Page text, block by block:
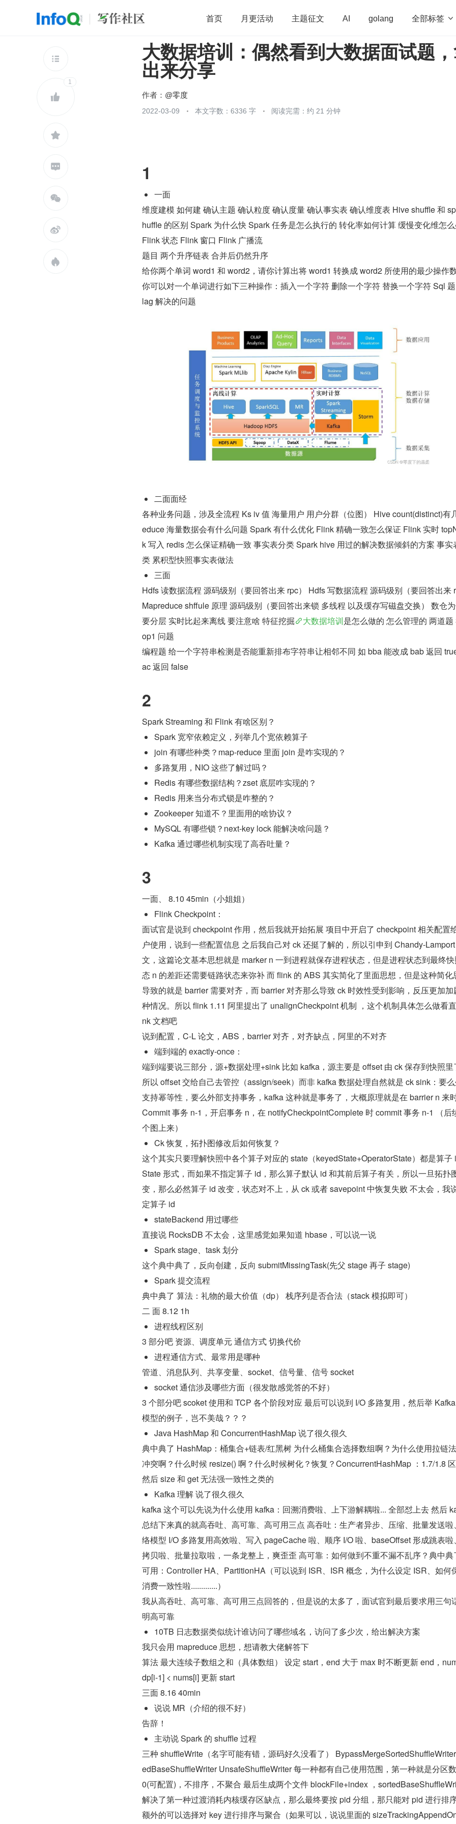
首页 月更活动 主题征文 AI golang 全部标签 
开源 架构 OpenHarmony 算法 学习方法 Web3.0 高
团队管理
查看更多


1





大数据培训：偶然看到大数据面试题
出来分享
作者： @零度
2022-03-09 本文字数：6336 字 阅读完需：约 21 分钟
1
一面
维度建模 如何建 确认主题 确认粒度 确认度量 确认事实表 确认维度表 Hive shuffle 和
huffle 的区别 Spark 为什么快 Spark 任务是怎么执行的 转化率如何计算 缓慢变化维怎
Flink 状态 Flink 窗口 Flink 广播流
题目 两个升序链表 合并后仍然升序
给你两个单词 word1 和 word2，请你计算出将 word1 转换成 word2 所使用的最少操作数
你可以对一个单词进行如下三种操作：插入一个字符 删除一个字符 替换一个字符 Sql
lag 解决的问题
二面面经
各种业务问题，涉及全流程 Ks iv 值 海量用户 用户分群（位图） Hive count(distinct)有
educe 海量数据会有什么问题 Spark 有什么优化 Flink 精确一致怎么保证 Flink 实时
k 写入 redis 怎么保证精确一致 事实表分类 Spark hive 用过的解决数据倾斜的方案 事实
类 累积型快照事实表做法
三面
Hdfs 读数据流程 源码级别（要回答出来 rpc） Hdfs 写数据流程 源码级别（要回答出来
Mapreduce shffule 原理 源码级别（要回答出来锁 多线程 以及缓存写磁盘交换） 数仓
要分层 实时比起来离线 要注意啥 特征挖掘
大数据培训是怎么做的 怎么管理的 两道题
op1 问题
编程题 给一个字符串检测是否能重新排布字符串让相邻不同 如 bba 能改成 bab 返回
ac 返回 false
2
Spark Streaming 和 Flink 有啥区别？
Spark 宽窄依赖定义，列举几个宽依赖算子
join 有哪些种类？map-reduce 里面 join 是咋实现的？
多路复用，NIO 这些了解过吗？
Redis 有哪些数据结构？zset 底层咋实现的？
Redis 用来当分布式锁是咋整的？
Zookeeper 知道不？里面用的啥协议？
MySQL 有哪些锁？next-key lock 能解决啥问题？
Kafka 通过哪些机制实现了高吞吐量？
3
一面、 8.10 45min（小姐姐）
Flink Checkpoint：
面试官是说到 checkpoint 作用，然后我就开始拓展 项目中开启了 checkpoint 相关配置
户使用，说到一些配置信息 之后我自己对 ck 还挺了解的，所以引申到 Chandy-
文，这篇论文基本思想就是 marker n 一到进程就保存进程状态，但是进程状态到最终
态 n 的差距还需要链路状态来弥补 而 flink 的 ABS 其实简化了里面思想，但是这种简化
导致的就是 barrier 需要对齐，而 barrier 对齐那么导致 ck 时效性受到影响，反压更加加
种情况。所以 flink 1.11 阿里提出了 unalignCheckpoint 机制 ，这个机制具体怎么做看
nk 文档吧
说到配置，C-L 论文，ABS，barrier 对齐，对齐缺点，阿里的不对齐
端到端的 exactly-once：
端到端要说三部分，源+数据处理+sink 比如 kafka，源主要是 offset 由 ck 保存到快照里
所以 offset 交给自己去管控（assign/seek）而非 kafka 数据处理自然就是 ck sink：要
支持幂等性，要么外部支持事务，kafka 这种就是事务了，大概原理就是在 barrier n 来
Commit 事务 n-1，开启事务 n，在 notifyCheckpointComplete 时 commit 事务 n-1 （后
个图上来）
Ck 恢复，拓扑图修改后如何恢复？
这个其实只要理解快照中各个算子对应的 state（keyedState+OperatorState）都是算子
State 形式，而如果不指定算子 id，那么算子默认 id 和其前后算子有关，所以一旦拓扑
变，那么必然算子 id 改变，状态对不上，从 ck 或者 savepoint 中恢复失败 不太会，我
定算子 id
stateBackend 用过哪些
直接说 RocksDB 不太会，这里感觉如果知道 hbase，可以说一说
Spark stage、task 划分
这个典中典了，反向创建，反向 submitMissingTask(先父 stage 再子 stage)
Spark 提交流程
典中典了 算法：礼物的最大价值（dp） 栈序列是否合法（stack 模拟即可）
二 面 8.12 1h
进程线程区别
3 部分吧 资源、调度单元 通信方式 切换代价
进程通信方式、最常用是哪种
管道、消息队列、共享变量、socket、信号量、信号 socket
socket 通信涉及哪些方面（很发散感觉答的不好）
3 个部分吧 scoket 使用和 TCP 各个阶段对应 最后可以说到 I/O 多路复用，然后举
模型的例子，岂不美哉？？？
Java HashMap 和 ConcurrentHashMap 说了很久很久
典中典了 HashMap：桶集合+链表/红黑树 为什么桶集合选择数组啊？为什么使用拉链
冲突啊？什么时候 resize() 啊？什么时候树化？恢复？ConcurrentHashMap ：1.7/1.8 区
然后 size 和 get 无法强一致性之类的
Kafka 理解 说了很久很久
kafka 这个可以先说为什么使用 kafka：回溯消费啦、上下游解耦啦... 全部怼上去 然后
总结下来真的就高吞吐、高可靠、高可用三点 高吞吐：生产者异步、压缩、批量发送啦
络模型 I/O 多路复用高效啦、写入 pageCache 啦、顺序 I/O 啦、baseOffset 形成跳表啦
拷贝啦、批量拉取啦，一条龙整上，爽歪歪 高可靠：如何做到不重不漏不乱序？典中典
可用：Controller HA、PartitionHA（可以说到 ISR、ISR 概念，为什么设定 ISR、如何
消费一致性啦.............）
我从高吞吐、高可靠、高可用三点回答的，但是说的太多了，面试官到最后要求用三句
明高可靠
10TB 日志数据类似统计谁访问了哪些域名，访问了多少次，给出解决方案
我只会用 mapreduce 思想，想请教大佬解答下
算法 最大连续子数组之和（具体数组） 设定 start，end 大于 max 时不断更新 end，
dp[i-1] < nums[i] 更新 start
三面 8.16 40min
说说 MR（介绍的很不好）
告辞！
主动说 Spark 的 shuffle 过程
三种 shuffleWrite（名字可能有错，源码好久没看了）
edBaseShuffleWriter UnsafeShuffleWriter 每一种都有自己使用范围，第一种就是分区
0(可配置)，不排序，不聚合 最后生成两个文件 blockFile+index ，
解决了第一种过渡消耗内核缓存区缺点，那么最终要按 pid 分组，那只能对 pid 进行排
额外的可以选择对 key 进行排序与聚合（如果可以，说说里面的